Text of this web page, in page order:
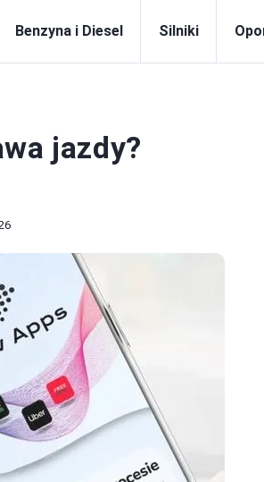
Benzyna i Diesel Silniki
jazdy?